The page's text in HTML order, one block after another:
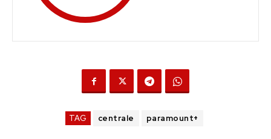
TAG centrale paramount+